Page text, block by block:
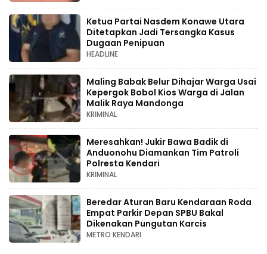
Ketua Partai Nasdem Konawe Utara
Ditetapkan Jadi Tersangka Kasus
Dugaan Penipuan
HEADLINE
Maling Babak Belur Dihajar Warga Usai
Kepergok Bobol Kios Warga di Jalan
Malik Raya Mandonga
KRIMINAL
Meresahkan! Jukir Bawa Badik di
Anduonohu Diamankan Tim Patroli
Polresta Kendari
KRIMINAL
Beredar Aturan Baru Kendaraan Roda
Empat Parkir Depan SPBU Bakal
Dikenakan Pungutan Karcis
METRO KENDARI